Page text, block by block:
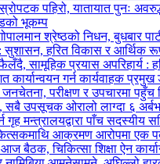
पहिरो, यातायात पुनः
भूकम्प
श्रेष्ठको निधन, बुधबार
सुशासन, हरित विकास र आर्थिक
सामूहिक प्रयास अपरिहार्य :
कार्यान्वयन गर्न कार्यवाहक प्रमुख
परीक्षण र उपचारमा
उपसूचक ओरालो लाग्दा ६
गृह मन्त्रालयद्वारा पाँच सदस्यीय
आक्रमण आरोपमा एक
बैठक, चिकित्सा शिक्षा ऐन